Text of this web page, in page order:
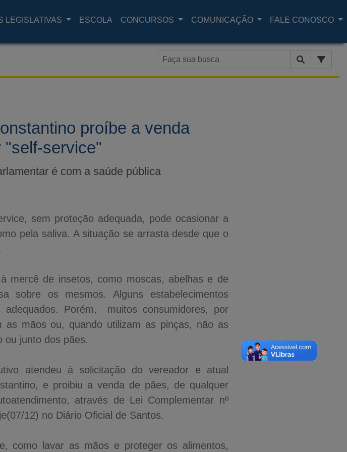
LEGISLATIVAS ESCOLA CONCURSOS COMUNICAÇÃO FALE CONOSCO
proíbe a venda
"self-service"
é com a saúde pública
sem proteção adequada, pode ocasionar a
pela saliva. A situação se arrasta desde que o
mercê de insetos, como moscas, abelhas e de
sobre os mesmos. Alguns estabelecimentos
Porém,
muitos consumidores, por
as mãos ou, quando utilizam as pinças, não as
ou junto dos pães.
atendeu à solicitação do vereador e atual
e proibiu a venda de pães, de qualquer
através de Lei Complementar nº
12) no Diário Oficial de Santos.
como lavar as mãos e proteger os alimentos,